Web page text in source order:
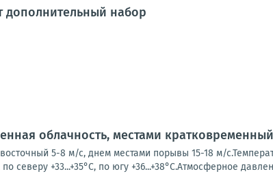
дополнительный набор
облачность, местами
5-8 м/с, днем местами порывы 15-18 м/
северу +33...+35°С, по югу +36...+38°С.Атмосферное